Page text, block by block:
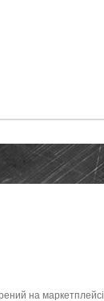
на маркетплейсі